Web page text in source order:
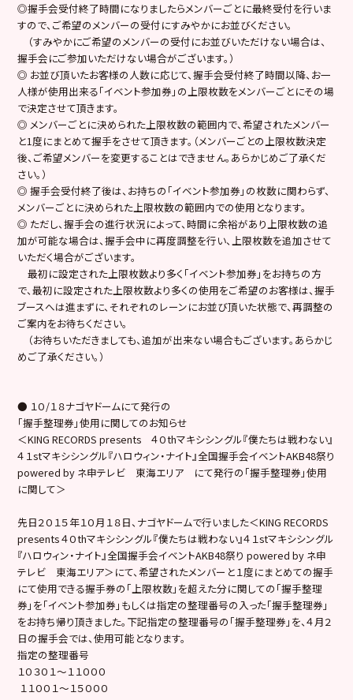
◎握手会受付終了時間になりましたらメンバーごとに最終受付を行いま
すので、ご希望のメンバーの受付にすみやかにお並びください。
（すみやかにご希望のメンバーの受付にお並びいただけない場合は、
握手会にご参加いただけない場合がございます。）
◎ お並び頂いたお客様の人数に応じて、握手会受付終了時間以降、お一
人様が使用出来る「イベント参加券」の上限枚数をメンバーごとにその場
で決定させて頂きます。
◎ メンバーごとに決められた上限枚数の範囲内で、希望されたメンバー
と1度にまとめて握手をさせて頂きます。（メンバーごとの上限枚数決定
後、ご希望メンバーを変更することはできません。あらかじめご了承くだ
さい。）
◎ 握手会受付終了後は、お持ちの「イベント参加券」の枚数に関わらず、
メンバーごとに決められた上限枚数の範囲内での使用となります。
◎ ただし、握手会の進行状況によって、時間に余裕があり上限枚数の追
加が可能な場合は、握手会中に再度調整を行い、上限枚数を追加させて
いただく場合がございます。
最初に設定された上限枚数より多く「イベント参加券」をお持ちの方
で、最初に設定された上限枚数より多くの使用をご希望のお客様は、握手
ブースへは進まずに、それぞれのレーンにお並び頂いた状態で、再調整の
ご案内をお待ちください。
（お待ちいただきましても、追加が出来ない場合もございます。あらかじ
めご了承ください。）
● １０/１８ナゴヤドームにて発行の
「握手整理券」使用に関してのお知らせ
＜KING RECORDS presents ４０thマキシシングル『僕たちは戦わない』
４１stマキシシングル『ハロウィン・ナイト』全国握手会イベントAKB48祭り
powered by ネ申テレビ 東海エリア にて発行の「握手整理券」使用
に関して＞
先日２０１５年１０月１８日、ナゴヤドームで行いました＜KING RECORDS
presents ４０thマキシシングル『僕たちは戦わない』４１stマキシシングル
『ハロウィン・ナイト』全国握手会イベントAKB48祭り powered by ネ申
テレビ 東海エリア＞にて、希望されたメンバーと１度にまとめての握手
にて使用できる握手券の「上限枚数」を超えた分に関しての「握手整理
券」を「イベント参加券」もしくは指定の整理番号の入った「握手整理券」
をお持ち帰り頂きました。下記指定の整理番号の「握手整理券」を、４月２
日の握手会では、使用可能となります。
指定の整理番号
１０３０１～１１０００
１１００１～１５０００